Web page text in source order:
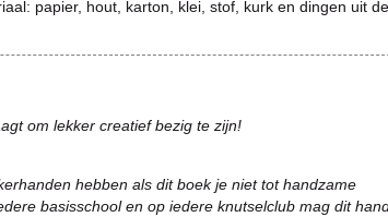
papier, hout, karton, klei, stof, kurk en dingen uit de
om lekker creatief bezig te zijn!
hebben als dit boek je niet tot handzame
basisschool en op iedere knutselclub mag dit